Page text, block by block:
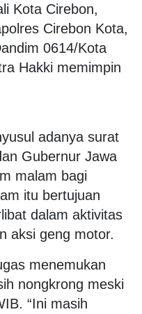
Kota Cirebon,
Cirebon Kota,
0614/Kota
Hakki memimpin
adanya surat
Gubernur Jawa
malam bagi
itu bertujuan
dalam aktivitas
aksi geng motor.
menemukan
nongkrong meski
“Ini masih